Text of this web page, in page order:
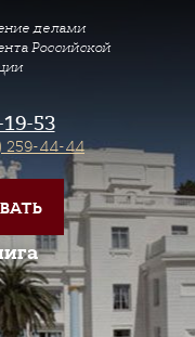
делами
Российской
53
259-44-44